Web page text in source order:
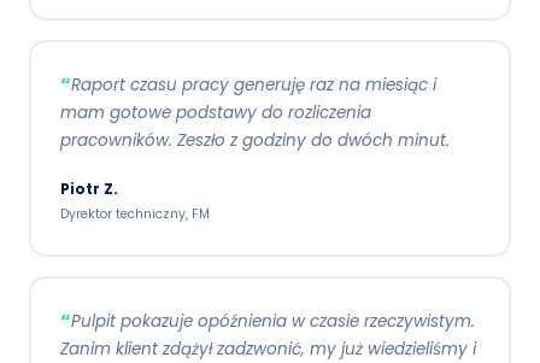
Raport czasu pracy generuję raz na miesiąc i
mam gotowe podstawy do rozliczenia
pracowników. Zeszło z godziny do dwóch minut.
Piotr Z.
Dyrektor techniczny, FM
Pulpit pokazuje opóźnienia w czasie rzeczywistym.
Zanim klient zdążył zadzwonić, my już wiedzieliśmy i